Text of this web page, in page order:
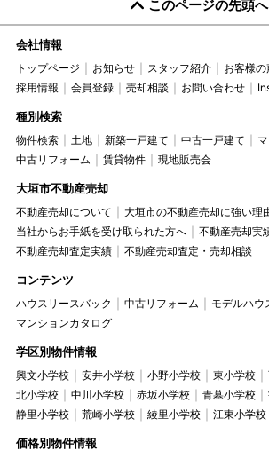
このページの先頭へ
会社情報
トップページ お知らせ スタッフ紹介 お客様の
採用情報
会員登録 売却相談 お問い合わせ
種別検索
物件検索 土地 新築一戸建て 中古一戸建て
中古リフォーム
賃貸物件 現地販売会
大垣市不動産売却
不動産売却について
大垣市の不動産売却に強い理
当社からお手紙を受け取られた方へ
不動産売却実
不動産売却査定実績
不動産売却査定・売却相談
コンテンツ
ハウスリースバック 中古リフォーム
モデルハウ
マンションカタログ
学区別物件情報
興文小学校 安井小学校 小野小学校 東小学校
北小学校
中川小学校 赤坂小学校 青墓小学校
静里小学校
荒崎小学校 綾里小学校 江東小学校
価格別物件情報